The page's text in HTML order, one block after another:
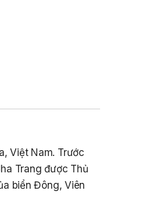
18/05/2026 Của
Nha Trang Về Việc
Đấu Giá Tài Sản
Việt Nam. Trước
Trang được Thủ
biển Đông, Viên